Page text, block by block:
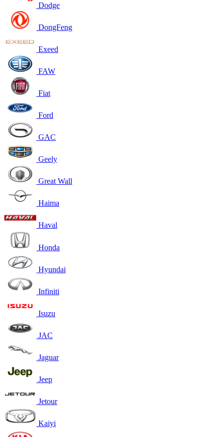
Dodge
DongFeng
Exeed
FAW
Fiat
Ford
GAC
Geely
Great Wall
Haima
Haval
Honda
Hyundai
Infiniti
Isuzu
JAC
Jaguar
Jeep
Jetour
Kaiyi